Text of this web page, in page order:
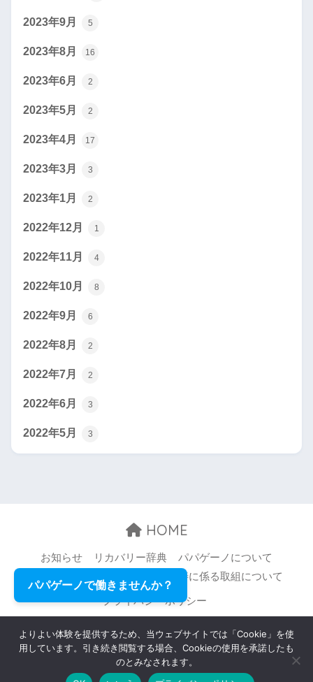
2023年9月 5
2023年8月 16
2023年6月 2
2023年5月 2
2023年4月 17
2023年3月 3
2023年1月 2
2022年12月 1
2022年11月 4
2022年10月 8
2022年9月 6
2022年8月 2
2022年7月 2
2022年6月 3
2022年5月 3
HOME
お知らせ リカバリー辞典
パパゲーノについて
職場環境等の改善に係る取組について
プライバシーポリシー
© 2026 Papageno,Inc. All rights reserved.
パパゲーノで働きませんか？
よりよい体験を提供するため、当ウェブサイトでは「Cookie」を使
用しています。引き続き閲覧する場合、Cookieの使用を承諾したも
のとみなされます。